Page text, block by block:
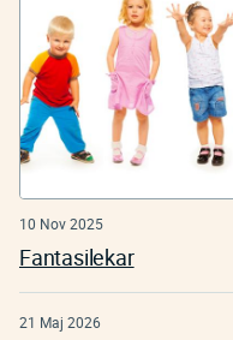
10 Nov 2025
Fantasilekar
21 Maj 2026